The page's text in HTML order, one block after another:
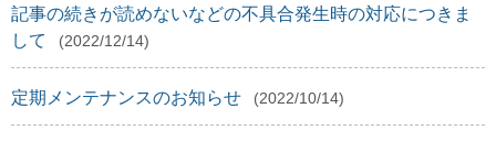
記事の続きが読めないなどの不具合発生時の対応につきま
して
(2022/12/14)
定期メンテナンスのお知らせ (2022/10/14)